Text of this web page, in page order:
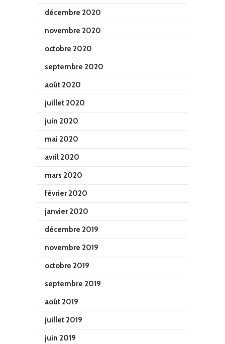
décembre 2020
novembre 2020
octobre 2020
septembre 2020
août 2020
juillet 2020
juin 2020
mai 2020
avril 2020
mars 2020
février 2020
janvier 2020
décembre 2019
novembre 2019
octobre 2019
septembre 2019
août 2019
juillet 2019
juin 2019